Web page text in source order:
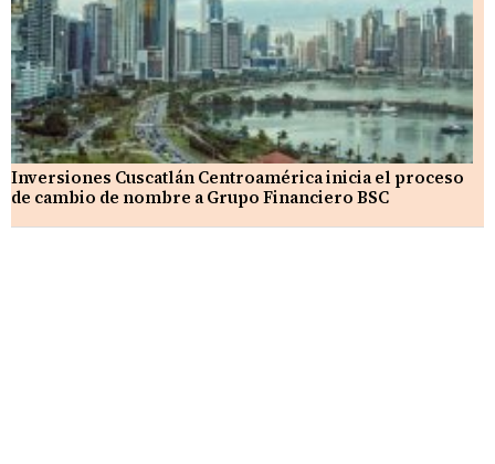
Inversiones Cuscatlán Centroamérica inicia el proceso
de cambio de nombre a Grupo Financiero BSC